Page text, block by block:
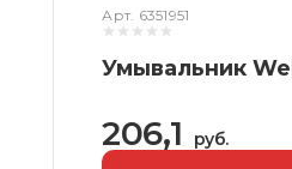
Арт. 6351951
Умывальник
206,1 руб.